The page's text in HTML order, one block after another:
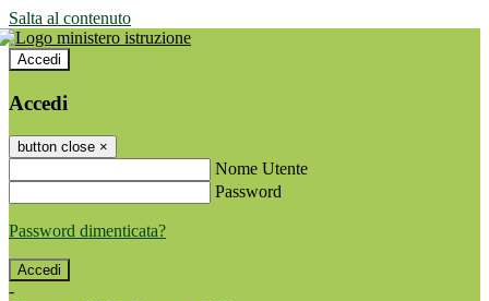
Salta al contenuto
Accedi
Accedi
button close ×
Nome Utente
Password
Password dimenticata?
-